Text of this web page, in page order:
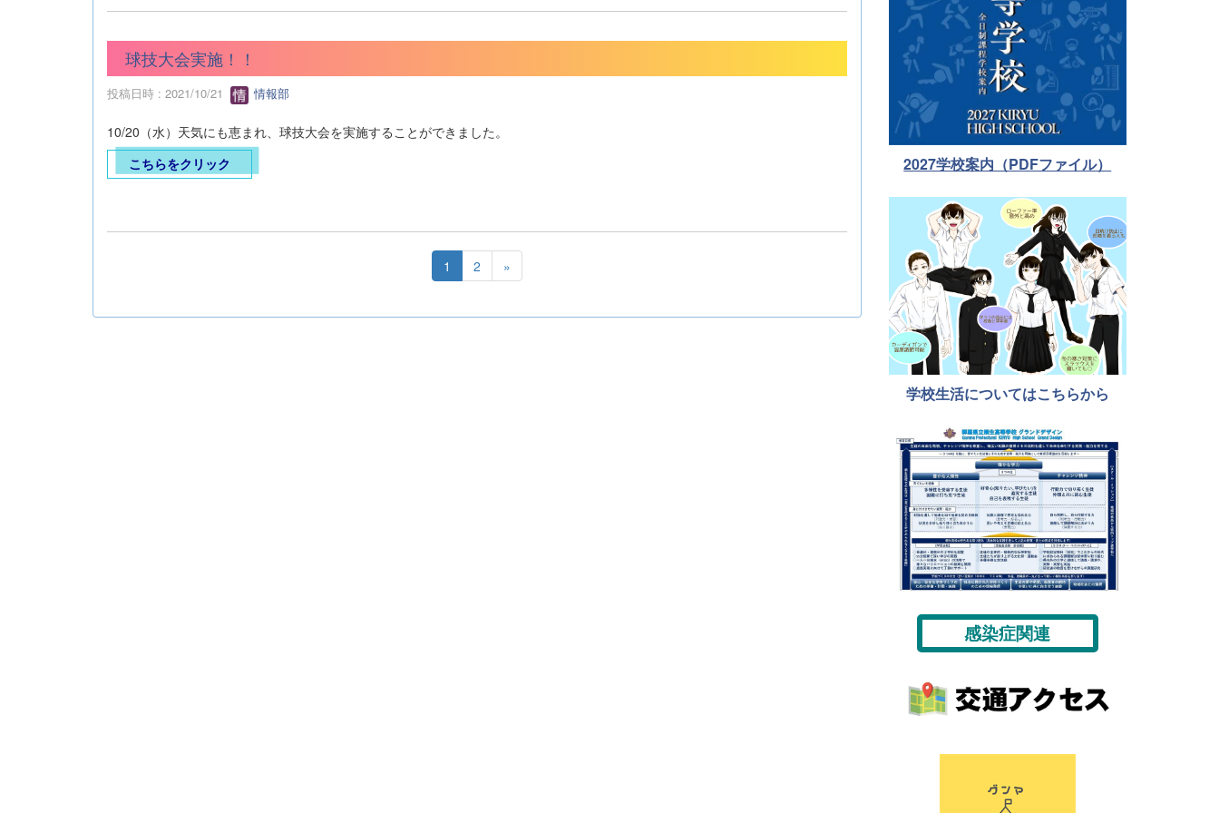
球技大会実施！！
投稿日時 : 2021/10/21 情報部
10/20（水）天気にも恵まれ、球技大会を実施することができました。
こちらをクリック
1 2 »
2027学校案内（PDFファイル）
学校生活についてはこちらから
感染症関連